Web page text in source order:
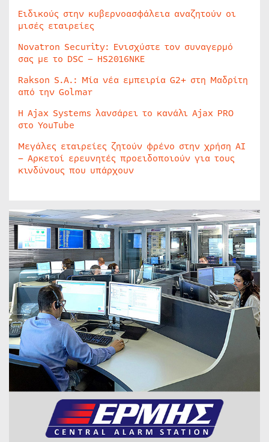
Ειδικούς στην κυβερνοασφάλεια αναζητούν οι
μισές εταιρείες
Novatron Security: Ενισχύστε τον συναγερμό
σας με το DSC – HS2016NKE
Rakson S.A.: Μία νέα εμπειρία G2+ στη Μαδρίτη
από την Golmar
Η Ajax Systems λανσάρει το κανάλι Ajax PRO
στο YouTube
Μεγάλες εταιρείες ζητούν φρένο στην χρήση AI
– Αρκετοί ερευνητές προειδοποιούν για τους
κινδύνους που υπάρχουν